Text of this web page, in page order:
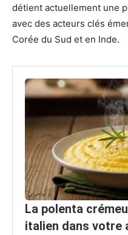
détient actuellement une
avec des acteurs clés
Corée du Sud et en Inde.
La polenta
italien dans votre